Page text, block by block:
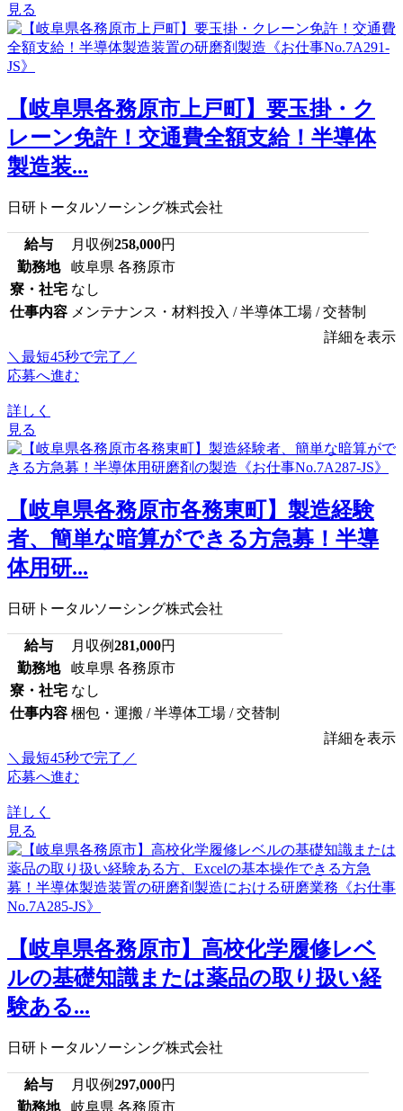
見る
【岐阜県各務原市上戸町】要玉掛・ク
レーン免許！交通費全額支給！半導体
製造装...
日研トータルソーシング株式会社
給与 月収例258,000円
勤務地
岐阜県 各務原市
寮・社宅 なし
仕事内容 メンテナンス・材料投入 / 半導体工場 / 交替制
詳細を表示
＼最短45秒で完了／
応募へ進む
詳しく
見る
【岐阜県各務原市各務東町】製造経験
者、簡単な暗算ができる方急募！半導
体用研...
日研トータルソーシング株式会社
給与 月収例281,000円
勤務地
岐阜県 各務原市
寮・社宅 なし
仕事内容 梱包・運搬 / 半導体工場 / 交替制
詳細を表示
＼最短45秒で完了／
応募へ進む
詳しく
見る
【岐阜県各務原市】高校化学履修レベ
ルの基礎知識または薬品の取り扱い経
験ある...
日研トータルソーシング株式会社
給与 月収例297,000円
勤務地
岐阜県 各務原市